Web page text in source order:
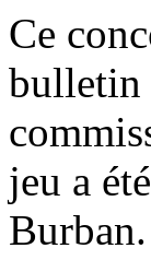
Ce
bulletin
jeu a
Burban.